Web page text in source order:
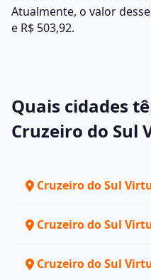
Atualmente, o valor
e R$ 503,92.
Quais cidades
Cruzeiro do Sul
Cruzeiro do Sul
Cruzeiro do Sul
Cruzeiro do Sul